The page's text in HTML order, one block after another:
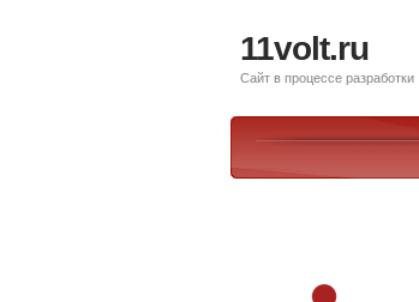
11volt.ru
Сайт в процессе разработки